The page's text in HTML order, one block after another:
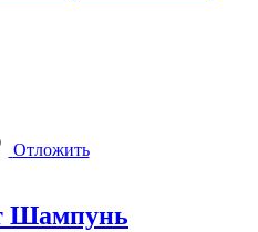
Отложить
Шампунь